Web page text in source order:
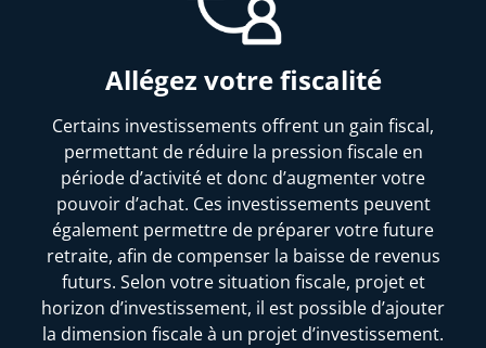
Allégez votre fiscalité
Certains investissements offrent un gain fiscal,
permettant de réduire la pression fiscale en
période d’activité et donc d’augmenter votre
pouvoir d’achat. Ces investissements peuvent
également permettre de préparer votre future
retraite, afin de compenser la baisse de revenus
futurs. Selon votre situation fiscale, projet et
horizon d’investissement, il est possible d’ajouter
la dimension fiscale à un projet d’investissement.